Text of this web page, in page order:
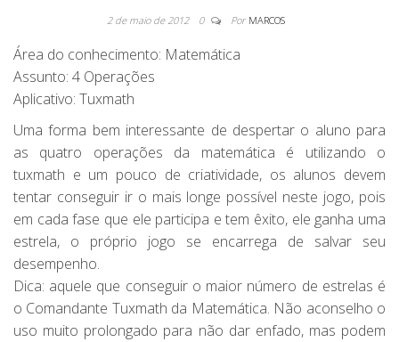
2 de maio de 2012 0 Por MARCOS
Área do conhecimento: Matemática
Assunto: 4 Operações
Aplicativo: Tuxmath
Uma forma bem interessante de despertar o aluno para
as quatro operações da matemática é utilizando o
tuxmath e um pouco de criatividade, os alunos devem
tentar conseguir ir o mais longe possível neste jogo, pois
em cada fase que ele participa e tem êxito, ele ganha uma
estrela, o próprio jogo se encarrega de salvar seu
desempenho.
Dica: aquele que conseguir o maior número de estrelas é
o Comandante Tuxmath da Matemática. Não aconselho o
uso muito prolongado para não dar enfado, mas podem